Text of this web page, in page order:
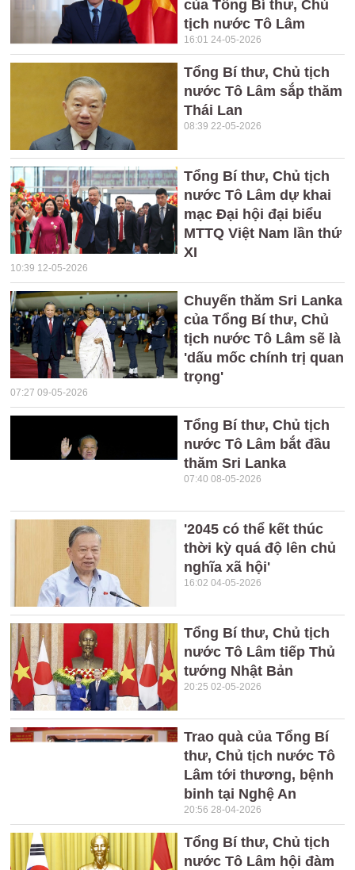
của Tổng Bí thư, Chủ
tịch nước Tô Lâm
16:01 24-05-2026
Tổng Bí thư, Chủ tịch
nước Tô Lâm sắp thăm
Thái Lan
08:39 22-05-2026
Tổng Bí thư, Chủ tịch
nước Tô Lâm dự khai
mạc Đại hội đại biểu
MTTQ Việt Nam lần thứ
XI
10:39 12-05-2026
Chuyến thăm Sri Lanka
của Tổng Bí thư, Chủ
tịch nước Tô Lâm sẽ là
'dấu mốc chính trị quan
trọng'
07:27 09-05-2026
Tổng Bí thư, Chủ tịch
nước Tô Lâm bắt đầu
thăm Sri Lanka
07:40 08-05-2026
'2045 có thể kết thúc
thời kỳ quá độ lên chủ
nghĩa xã hội'
16:02 04-05-2026
Tổng Bí thư, Chủ tịch
nước Tô Lâm tiếp Thủ
tướng Nhật Bản
20:25 02-05-2026
Trao quà của Tổng Bí
thư, Chủ tịch nước Tô
Lâm tới thương, bệnh
binh tại Nghệ An
20:56 28-04-2026
Tổng Bí thư, Chủ tịch
nước Tô Lâm hội đàm